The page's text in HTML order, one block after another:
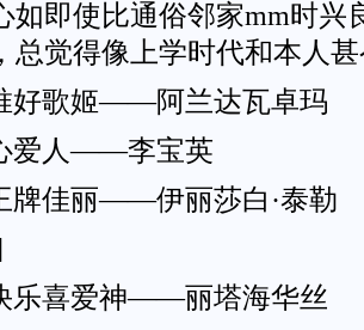
如即使比通俗邻家mm时兴
总觉得像上学时代和本人
歌姬——阿兰达瓦卓玛
人——李宝英
佳丽——伊丽莎白·泰勒
喜爱神——丽塔海华丝